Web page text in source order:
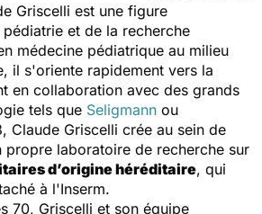
Griscelli est une figure
et de la recherche
médecine pédiatrique au milieu
il s'oriente rapidement vers la
en collaboration avec des grands
tels que Seligmann ou
Claude Griscelli crée au sein de
laboratoire de recherche sur
d’origine héréditaire, qui
à l'Inserm.
70, Griscelli et son équipe